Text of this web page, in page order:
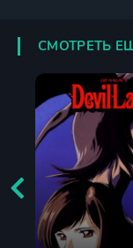
СМОТРЕТЬ